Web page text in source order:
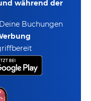
während der
Buchungen